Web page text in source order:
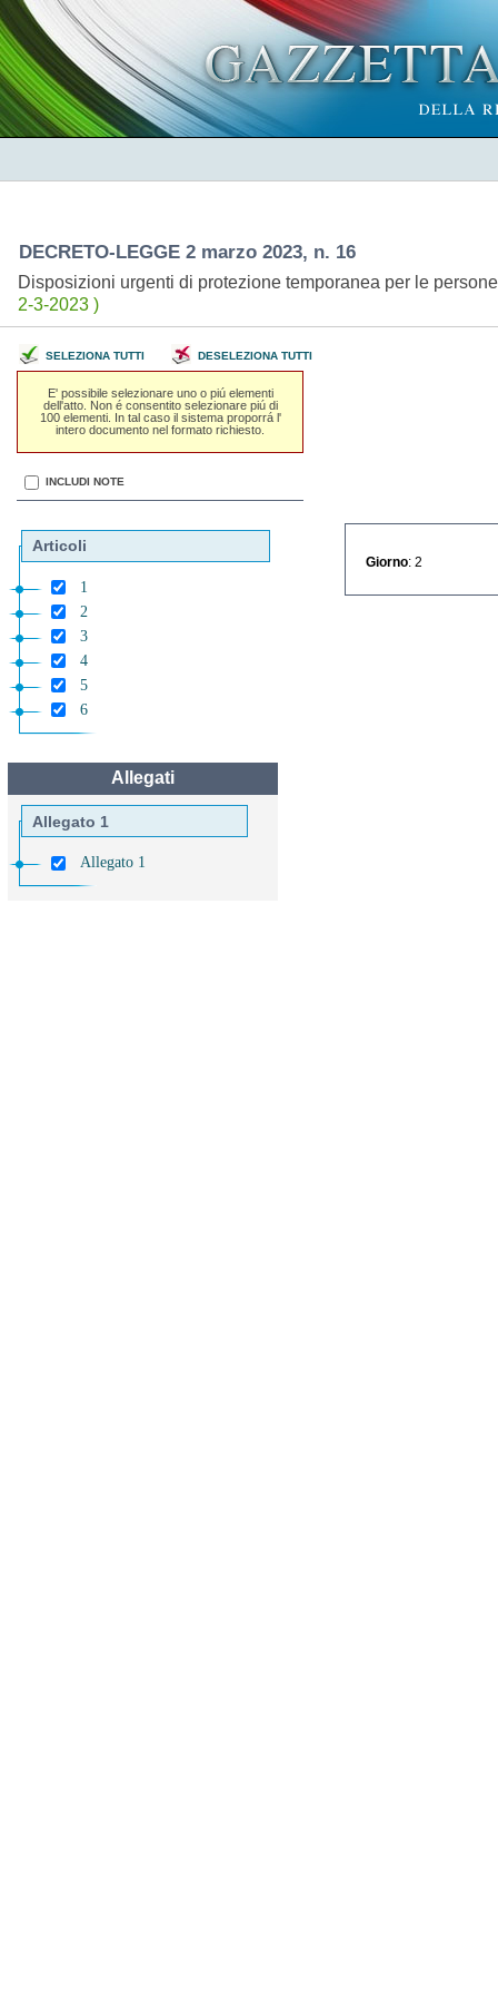
DECRETO-LEGGE 2 marzo 2023, n. 16
Disposizioni urgenti di protezione temporanea per le
2-3-2023 )
SELEZIONA TUTTI DESELEZIONA TUTTI
E' possibile selezionare uno o piú elementi
dell'atto. Non é consentito selezionare piú di
100 elementi. In tal caso il sistema proporrá l'
intero documento nel formato richiesto.
INCLUDI NOTE
Articoli
1
2
3
4
5
6
Allegati
Allegato 1
Allegato 1
Giorno : 2